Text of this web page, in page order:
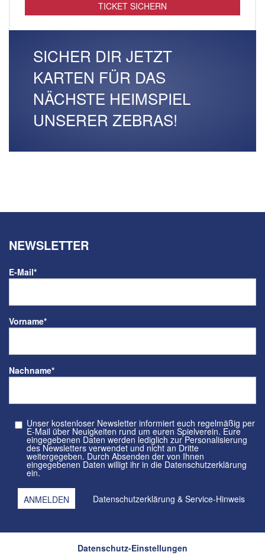
TICKET SICHERN
SICHER DIR JETZT
KARTEN FÜR DAS
NÄCHSTE HEIMSPIEL
UNSERER ZEBRAS!
NEWSLETTER
E-Mail*
Vorname*
Nachname*
Unser kostenloser Newsletter informiert euch regelmäßig per
E-Mail über Neuigkeiten rund um euren Spielverein. Eure
eingegebenen Daten werden lediglich zur Personalisierung
des Newsletters verwendet und nicht an Dritte
weitergegeben. Durch Absenden der von Ihnen
eingegebenen Daten willigt ihr in die Datenschutzerklärung
ein.
Datenschutzerklärung & Service-Hinweis
Datenschutz-Einstellungen